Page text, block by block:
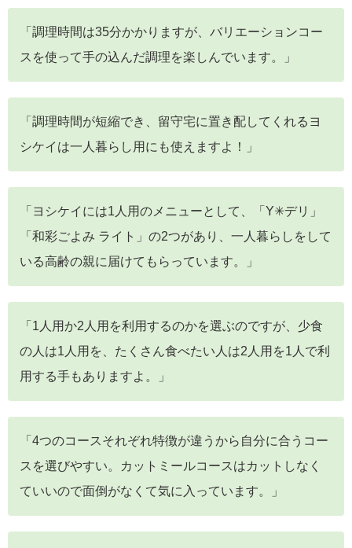
「調理時間は35分かかりますが、バリエーションコー
スを使って手の込んだ調理を楽しんでいます。」
「調理時間が短縮でき、留守宅に置き配してくれるヨ
シケイは一人暮らし用にも使えますよ！」
「ヨシケイには1人用のメニューとして、「Y✳︎デリ」
「和彩ごよみ ライト」の2つがあり、一人暮らしをして
いる高齢の親に届けてもらっています。」
「1人用か2人用を利用するのかを選ぶのですが、少食
の人は1人用を、たくさん食べたい人は2人用を1人で利
用する手もありますよ。」
「4つのコースそれぞれ特徴が違うから自分に合うコー
スを選びやすい。カットミールコースはカットしなく
ていいので面倒がなくて気に入っています。」